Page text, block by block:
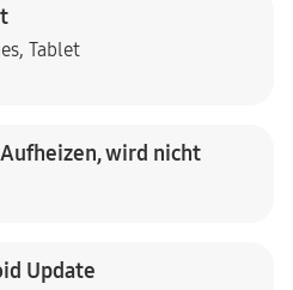
, Tablet
wird nicht
Update